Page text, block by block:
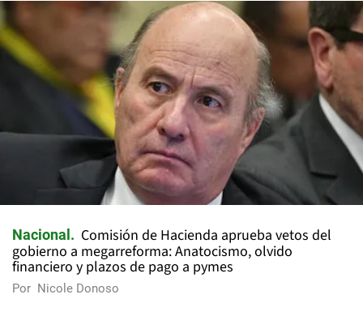
Nacional
Comisión de Hacienda aprueba vetos del
gobierno a megarreforma: Anatocismo, olvido
financiero y plazos de pago a pymes
Por Nicole Donoso